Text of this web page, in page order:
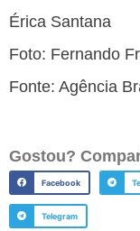
Érica Santana
Foto: Fernando
Fonte: Agência
Gostou?
Facebook
Telegram